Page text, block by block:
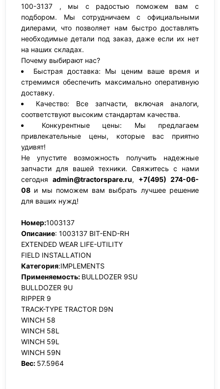
100-3137 , мы с радостью поможем вам с
подбором. Мы сотрудничаем с официальными
дилерами, что позволяет нам быстро доставлять
необходимые детали под заказ, даже если их нет
на наших складах.
Почему выбирают нас?
Быстрая доставка: Мы ценим ваше время и
стремимся обеспечить максимально оперативную
доставку.
Качество: Все запчасти, включая аналоги,
соответствуют высоким стандартам качества.
Конкурентные цены: Мы предлагаем
привлекательные цены, которые вас приятно
удивят!
Не упустите возможность получить надежные
запчасти для вашей техники. Свяжитесь с нами
сегодня admin@tractorspare.ru, +7(495) 274-06-
08 и мы поможем вам выбрать лучшее решение
для ваших нужд!
Номер:1003137
Описание: 1003137 BIT-END-RH
EXTENDED WEAR LIFE-UTILITY
FIELD INSTALLATION
Категория:IMPLEMENTS
Применяемость: BULLDOZER 9SU
BULLDOZER 9U
RIPPER 9
TRACK-TYPE TRACTOR D9N
WINCH 58
WINCH 58L
WINCH 59L
WINCH 59N
Вес: 57.5964